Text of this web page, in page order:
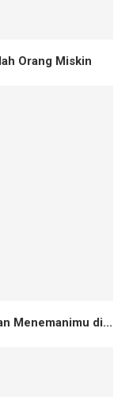
Orang Miskin
Menemanimu di...